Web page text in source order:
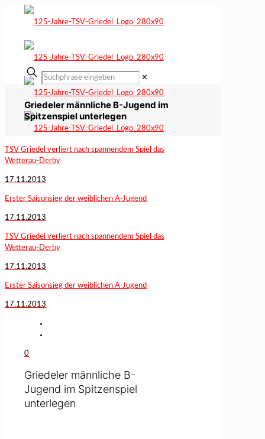
✕
Griedeler männliche B-Jugend im
Spitzenspiel unterlegen
TSV Griedel verliert nach spannendem Spiel das
Wetterau-Derby
17.11.2013
Erster Saisonsieg der weiblichen A-Jugend
17.11.2013
TSV Griedel verliert nach spannendem Spiel das
Wetterau-Derby
17.11.2013
Erster Saisonsieg der weiblichen A-Jugend
17.11.2013
0
Griedeler männliche B-
Jugend im Spitzenspiel
unterlegen